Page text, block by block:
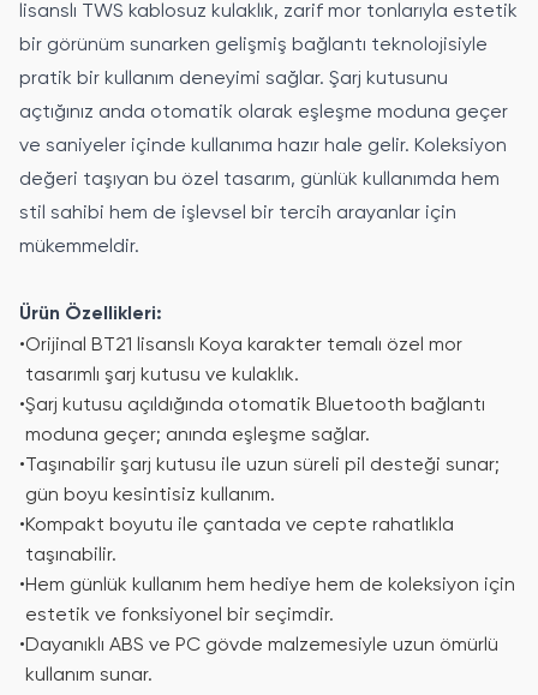
lisanslı TWS kablosuz kulaklık, zarif mor tonlarıyla estetik
bir görünüm sunarken gelişmiş bağlantı teknolojisiyle
pratik bir kullanım deneyimi sağlar. Şarj kutusunu
açtığınız anda otomatik olarak eşleşme moduna geçer
ve saniyeler içinde kullanıma hazır hale gelir. Koleksiyon
değeri taşıyan bu özel tasarım, günlük kullanımda hem
stil sahibi hem de işlevsel bir tercih arayanlar için
mükemmeldir.
Ürün Özellikleri:
•Orijinal BT21 lisanslı Koya karakter temalı özel mor
tasarımlı şarj kutusu ve kulaklık.
•Şarj kutusu açıldığında otomatik Bluetooth bağlantı
moduna geçer; anında eşleşme sağlar.
• Taşınabilir şarj kutusu ile uzun süreli pil desteği sunar;
gün boyu kesintisiz kullanım.
•Kompakt boyutu ile çantada ve cepte rahatlıkla
taşınabilir.
•Hem günlük kullanım hem hediye hem de koleksiyon için
estetik ve fonksiyonel bir seçimdir.
•Dayanıklı ABS ve PC gövde malzemesiyle uzun ömürlü
kullanım sunar.